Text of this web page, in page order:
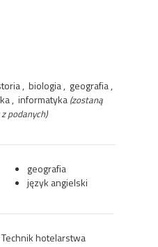
, biologia , geografia ,
, informatyka (zostaną
podanych)
geografia
język angielski
Technik hotelarstwa